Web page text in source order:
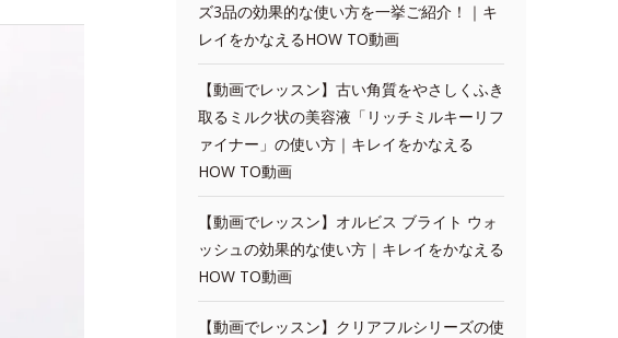
ズ3品の効果的な使い方を一挙ご紹介！｜キ
レイをかなえるHOW TO動画
【動画でレッスン】古い角質をやさしくふき
取るミルク状の美容液「リッチミルキーリフ
ァイナー」の使い方｜キレイをかなえる
HOW TO動画
【動画でレッスン】オルビス ブライト ウォ
ッシュの効果的な使い方｜キレイをかなえる
HOW TO動画
【動画でレッスン】クリアフルシリーズの使